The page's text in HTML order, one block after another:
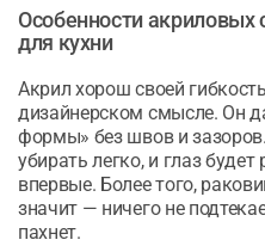
Особенности акриловых
для кухни
Акрил хорош своей
дизайнерском смысле. Он
формы» без швов и
убирать легко, и глаз
впервые. Более того,
значит — ничего не
пахнет.